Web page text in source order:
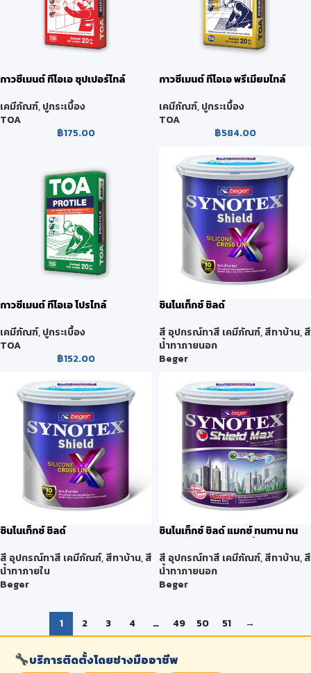
กาวซีเมนต์ ทีโอเอ ซุปเปอร์ไทล์
เคมีภัณฑ์,ปูกระเบื้อง
TOA
฿175.00
กาวซีเมนต์ ทีโอเอ พรีเมียมไทล์
เคมีภัณฑ์,ปูกระเบื้อง
TOA
฿584.00
กาวซีเมนต์ ทีโอเอ โปรไทล์
เคมีภัณฑ์,ปูกระเบื้อง
TOA
฿152.00
ซินโนเท็กซ์ ชิลด์
สี อุปกรณ์ทาสี เคมีภัณฑ์,สีทาบ้าน,สี
น้ำทาภายนอก
Beger
ซินโนเท็กซ์ ชิลด์
สี อุปกรณ์ทาสี เคมีภัณฑ์,สีทาบ้าน,สี
น้ำทาภายใน
Beger
ซินโนเท็กซ์ ชิลด์ แมกซ์ ทนทาน ทน
สี อุปกรณ์ทาสี เคมีภัณฑ์,สีทาบ้าน,สี
น้ำทาภายนอก
Beger
1 2 3 4 … 49 50 51 →
🔧บริการติดตั้งโดยช่างมืออาชีพ